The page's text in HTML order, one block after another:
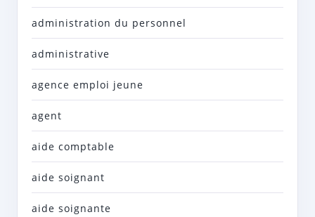
administration du personnel
administrative
agence emploi jeune
agent
aide comptable
aide soignant
aide soignante